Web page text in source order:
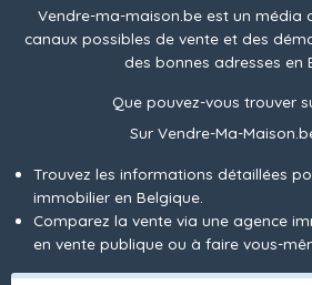
Vendre-ma-maison.be est un média
canaux possibles de vente et des
des bonnes adresses en
Que pouvez-vous trouver
Sur Vendre-Ma-
Trouvez les informations détaillées
immobilier en Belgique.
Comparez la vente via une agence
en vente publique ou à faire vous-